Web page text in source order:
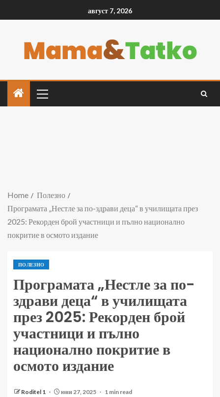
август 7, 2026
Home
Полезно
Програмата „Нестле за по-здрави деца“ в училищата през
2025: Рекорден брой участници и пълно национално
покритие в осмото издание
ПОЛЕЗНО
Програмата „Нестле за по-
здрави деца“ в училищата
през 2025: Рекорден брой
участници и пълно
национално покритие в
осмото издание
Roditel 1 юни 27, 2025 1 min read